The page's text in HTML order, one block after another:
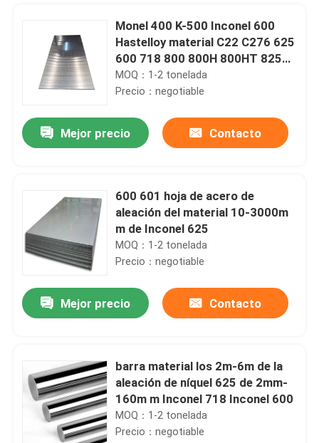
Monel 400 K-500 Inconel 600
Hastelloy material C22 C276 625
600 718 800 800H 800HT 825
925 926 placa y hoja
MOQ：1-2 tonelada
Precio：negotiable
Mejor precio Contacto
600 601 hoja de acero de
aleación del material 10-3000m
m de Inconel 625
MOQ：1-2 tonelada
Precio：negotiable
Mejor precio Contacto
barra material los 2m-6m de la
aleación de níquel 625 de 2mm-
160m m Inconel 718 Inconel 600
MOQ：1-2 tonelada
Precio：negotiable